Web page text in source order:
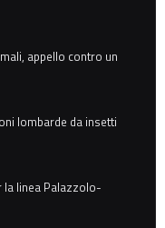
appello contro un
lombarde da insetti
la linea Palazzolo-